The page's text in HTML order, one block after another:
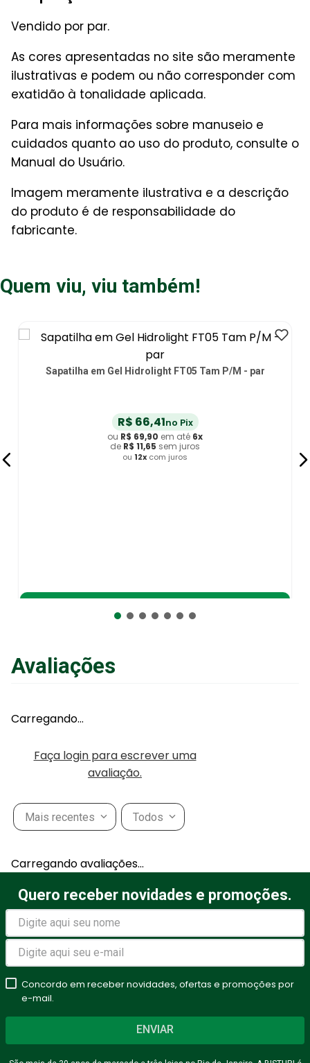
Vendido por par.
As cores apresentadas no site são meramente
ilustrativas e podem ou não corresponder com
exatidão à tonalidade aplicada.
Para mais informações sobre manuseio e
cuidados quanto ao uso do produto, consulte o
Manual do Usuário.
Imagem meramente ilustrativa e a descrição
do produto é de responsabilidade do
fabricante.
Quem viu, viu também!
Sapatilha em Gel Hidrolight FT05 Tam P/M - par
R$ 66,41no Pix
ou R$ 69,90 em até 6x
de R$ 11,65 sem juros
ou 12x com juros
Avaliações
Carregando…
Faça login para escrever uma
avaliação.
Mais recentes Todos
Carregando avaliações…
Quero receber novidades e promoções.
Concordo em receber novidades, ofertas e promoções por
e-mail.
ENVIAR